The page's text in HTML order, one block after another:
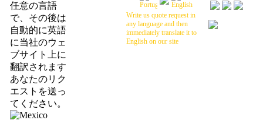
任意の言語
で、その後は
自動的に英語
に当社のウェ
ブサイト上に
翻訳されます
あなたのリク
エストを送っ
てください。
Write us quote request in
any language and then
immediately translate it to
English on our site